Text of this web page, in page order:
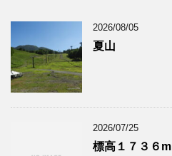
2026/08/05
夏山
2026/07/25
標高１７３６m